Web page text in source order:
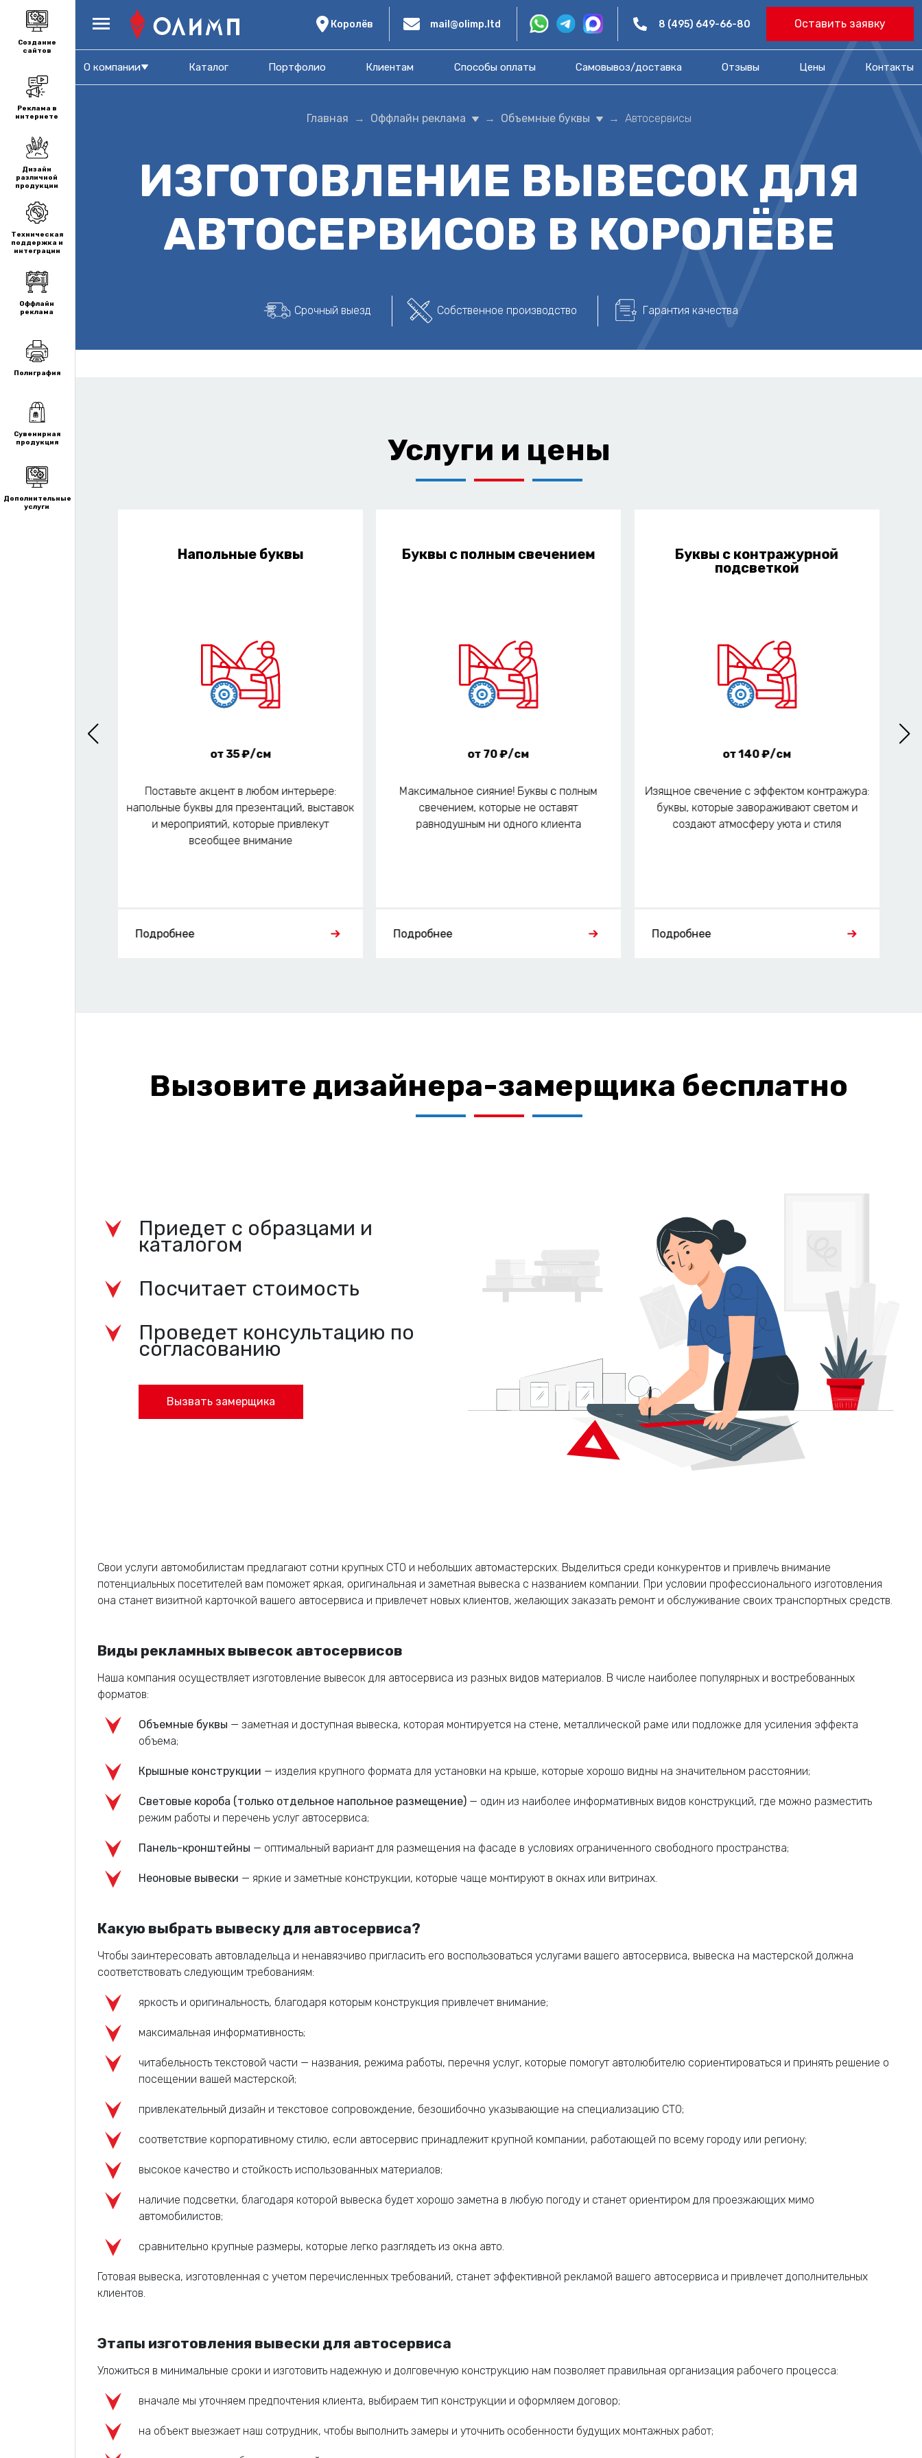
Королёв mail@olimp.ltd 8 (495) 649-66-80 Оставить заявку
О компании Каталог Портфолио Клиентам Способы оплаты Самовывоз/доставка Отзывы Цены​ Контакты
Главная Оффлайн реклама Объемные буквы Автосервисы
ИЗГОТОВЛЕНИЕ ВЫВЕСОК ДЛЯ
АВТОСЕРВИСОВ В КОРОЛЁВЕ
Срочный выезд Собственное производство Гарантия качества
Услуги и цены
Напольные буквы
от 35 ₽/см
Поставьте акцент в любом интерьере:
напольные буквы для презентаций, выставок
и мероприятий, которые привлекут
всеобщее внимание
Подробнее
Буквы с полным свечением
от 70 ₽/см
Максимальное сияние! Буквы с полным
свечением, которые не оставят
равнодушным ни одного клиента
Подробнее
Буквы с контражурной
подсветкой
от 140 ₽/см
Изящное свечение с эффектом контражура:
буквы, которые завораживают светом и
создают атмосферу уюта и стиля
Подробнее
Вызовите дизайнера-замерщика бесплатно
Приедет с образцами и
каталогом
Посчитает стоимость
Проведет консультацию по
согласованию
Вызвать замерщика
Свои услуги автомобилистам предлагают сотни крупных СТО и небольших автомастерских. Выделиться среди конкурентов и привлечь внимание
потенциальных посетителей вам поможет яркая, оригинальная и заметная вывеска с названием компании. При условии профессионального изготовления
она станет визитной карточкой вашего автосервиса и привлечет новых клиентов, желающих заказать ремонт и обслуживание своих транспортных средств.
Виды рекламных вывесок автосервисов
Наша компания осуществляет изготовление вывесок для автосервиса из разных видов материалов. В числе наиболее популярных и востребованных
форматов:
Объемные буквы — заметная и доступная вывеска, которая монтируется на стене, металлической раме или подложке для усиления эффекта
объема;
Крышные конструкции — изделия крупного формата для установки на крыше, которые хорошо видны на значительном расстоянии;
Световые короба (только отдельное напольное размещение) — один из наиболее информативных видов конструкций, где можно разместить
режим работы и перечень услуг автосервиса;
Панель-кронштейны — оптимальный вариант для размещения на фасаде в условиях ограниченного свободного пространства;
Неоновые вывески — яркие и заметные конструкции, которые чаще монтируют в окнах или витринах.
Какую выбрать вывеску для автосервиса?
Чтобы заинтересовать автовладельца и ненавязчиво пригласить его воспользоваться услугами вашего автосервиса, вывеска на мастерской должна
соответствовать следующим требованиям:
яркость и оригинальность, благодаря которым конструкция привлечет внимание;
максимальная информативность;
читабельность текстовой части — названия, режима работы, перечня услуг, которые помогут автолюбителю сориентироваться и принять решение о
посещении вашей мастерской;
привлекательный дизайн и текстовое сопровождение, безошибочно указывающие на специализацию СТО;
соответствие корпоративному стилю, если автосервис принадлежит крупной компании, работающей по всему городу или региону;
высокое качество и стойкость использованных материалов;
наличие подсветки, благодаря которой вывеска будет хорошо заметна в любую погоду и станет ориентиром для проезжающих мимо
автомобилистов;
сравнительно крупные размеры, которые легко разглядеть из окна авто.
Готовая вывеска, изготовленная с учетом перечисленных требований, станет эффективной рекламой вашего автосервиса и привлечет дополнительных
клиентов.
Этапы изготовления вывески для автосервиса
Уложиться в минимальные сроки и изготовить надежную и долговечную конструкцию нам позволяет правильная организация рабочего процесса:
вначале мы уточняем предпочтения клиента, выбираем тип конструкции и оформляем договор;
на объект выезжает наш сотрудник, чтобы выполнить замеры и уточнить особенности будущих монтажных работ;
Создание
сайтов
Реклама в
интернете
Дизайн
различной
продукции
Техническая
поддержка и
интеграции
Оффлайн
реклама
Полиграфия
Сувенирная
продукция
Дополнительные
услуги